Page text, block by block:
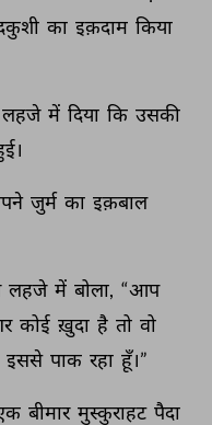
का इक़दाम किया
लहजे में दिया कि उसकी
जुर्म का इक़बाल
लहजे में बोला, “आप
कोई ख़ुदा है तो वो
इससे पाक रहा हूँ।”
बीमार मुस्कुराहट पैदा